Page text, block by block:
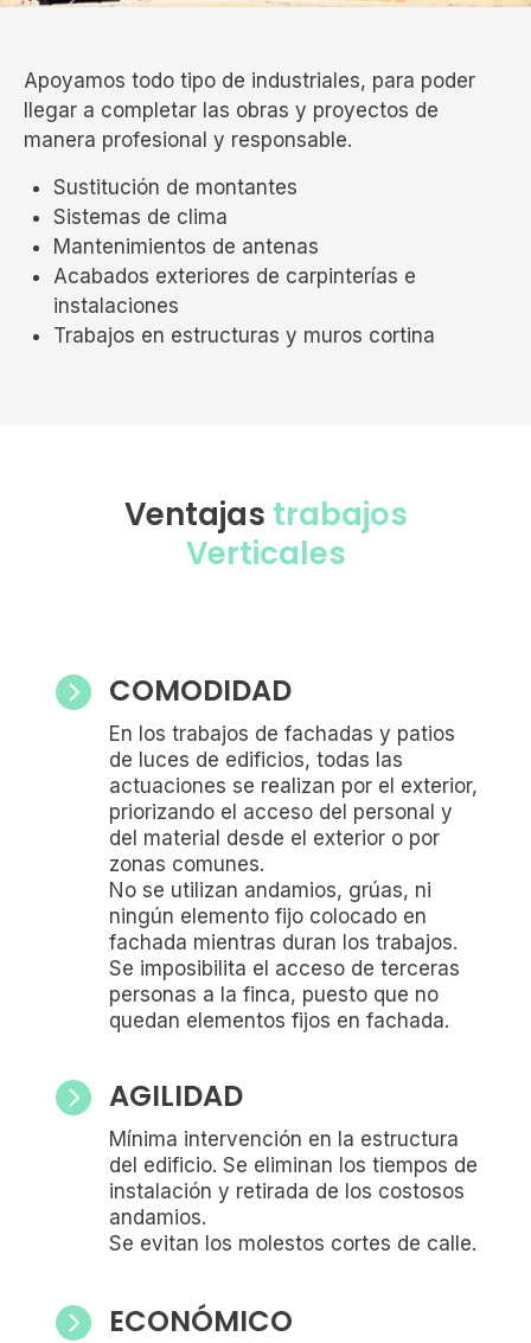
Apoyamos todo tipo de industriales, para poder
llegar a completar las obras y proyectos de
manera profesional y responsable.
Sustitución de montantes
Sistemas de clima
Mantenimientos de antenas
Acabados exteriores de carpinterías e
instalaciones
Trabajos en estructuras y muros cortina
Ventajas trabajos
Verticales
 COMODIDAD
En los trabajos de fachadas y patios
de luces de edificios, todas las
actuaciones se realizan por el exterior,
priorizando el acceso del personal y
del material desde el exterior o por
zonas comunes.
No se utilizan andamios, grúas, ni
ningún elemento fijo colocado en
fachada mientras duran los trabajos.
Se imposibilita el acceso de terceras
personas a la finca, puesto que no
quedan elementos fijos en fachada.
 AGILIDAD
Mínima intervención en la estructura
del edificio. Se eliminan los tiempos de
instalación y retirada de los costosos
andamios.
Se evitan los molestos cortes de calle.
 ECONÓMICO